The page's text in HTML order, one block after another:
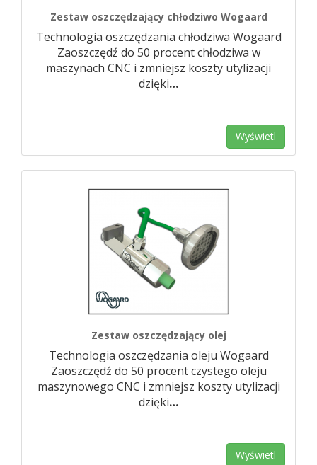
Zestaw oszczędzający chłodziwo Wogaard
Technologia oszczędzania chłodziwa Wogaard
Zaoszczędź do 50 procent chłodziwa w
maszynach CNC i zmniejsz koszty utylizacji
dzięki…
Wyświetl
Zestaw oszczędzający olej
Technologia oszczędzania oleju Wogaard
Zaoszczędź do 50 procent czystego oleju
maszynowego CNC i zmniejsz koszty utylizacji
dzięki…
Wyświetl